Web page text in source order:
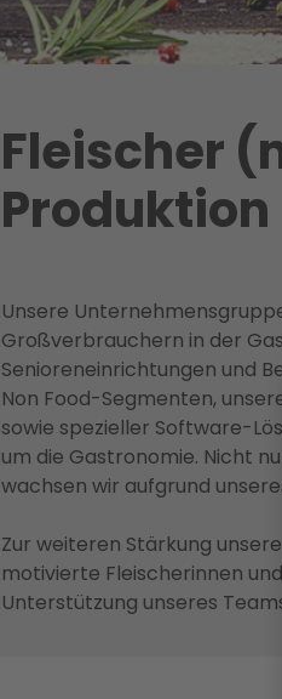
Fleischer
Produktion
Unsere
Großverbrauchern in der
Senioreneinrichtungen und
Non Food-Segmenten,
sowie spezieller Software-
um die Gastronomie. Nicht
wachsen wir aufgrund
Zur weiteren Stärkung
motivierte Fleischerinnen
Unterstützung unseres